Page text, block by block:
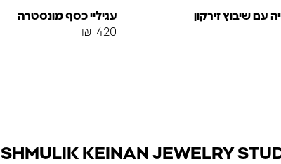
עם שיבוץ זירקון
עגיליי כסף מונסטרה
₪ 420
–
SHMULIK KEINAN JEWELRY